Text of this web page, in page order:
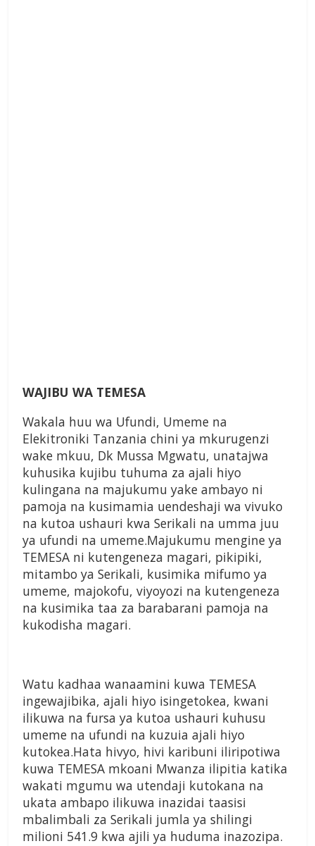
WAJIBU WA TEMESA
Wakala huu wa Ufundi, Umeme na
Elekitroniki Tanzania chini ya mkurugenzi
wake mkuu, Dk Mussa Mgwatu, unatajwa
kuhusika kujibu tuhuma za ajali hiyo
kulingana na majukumu yake ambayo ni
pamoja na kusimamia uendeshaji wa vivuko
na kutoa ushauri kwa Serikali na umma juu
ya ufundi na umeme.Majukumu mengine ya
TEMESA ni kutengeneza magari, pikipiki,
mitambo ya Serikali, kusimika mifumo ya
umeme, majokofu, viyoyozi na kutengeneza
na kusimika taa za barabarani pamoja na
kukodisha magari.
Watu kadhaa wanaamini kuwa TEMESA
ingewajibika, ajali hiyo isingetokea, kwani
ilikuwa na fursa ya kutoa ushauri kuhusu
umeme na ufundi na kuzuia ajali hiyo
kutokea.Hata hivyo, hivi karibuni iliripotiwa
kuwa TEMESA mkoani Mwanza ilipitia katika
wakati mgumu wa utendaji kutokana na
ukata ambapo ilikuwa inazidai taasisi
mbalimbali za Serikali jumla ya shilingi
milioni 541.9 kwa ajili ya huduma inazozipa.